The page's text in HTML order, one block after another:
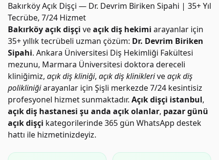
Bakırköy Açık Dişçi — Dr. Devrim Biriken Sipahi | 35+ Yıl
Tecrübe, 7/24 Hizmet
Bakırköy açık dişçi veaçık diş hekimi arayanlar için
35+ yıllık tecrübeli uzman çözüm: Dr. Devrim Biriken
Sipahi. Ankara Üniversitesi Diş Hekimliği Fakültesi
mezunu, Marmara Üniversitesi doktora dereceli
kliniğimiz, açık diş kliniği, açık diş klinikleriveaçık diş
polikliniğiarayanlar için Şişli merkezde 7/24 kesintisiz
profesyonel hizmet sunmaktadır. Açık dişçi istanbul,
açık diş hastanesi şu anda açık olanlar, pazar günü
açık dişçi kategorilerinde 365 gün WhatsApp destek
hattı ile hizmetinizdeyiz.